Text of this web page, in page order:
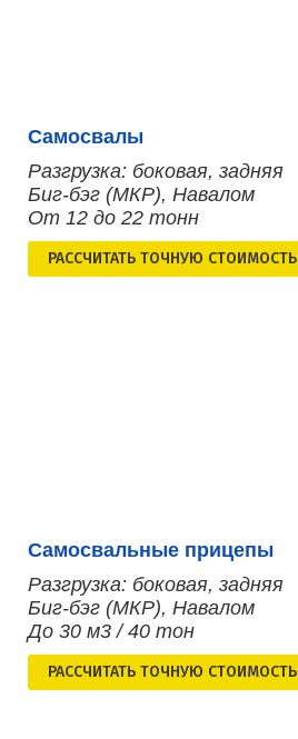
Самосвалы
Разгрузка: боковая, задняя
Биг-бэг (МКР), Навалом
От 12 до 22 тонн
РАСCЧИТАТЬ ТОЧНУЮ СТОИМОСТЬ
Самосвальные прицепы
Разгрузка: боковая, задняя
Биг-бэг (МКР), Навалом
До 30 м3 / 40 тон
РАСCЧИТАТЬ ТОЧНУЮ СТОИМОСТЬ